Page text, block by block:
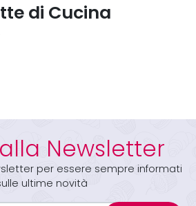
di Cucina
Newsletter
per essere sempre informati
ultime novità